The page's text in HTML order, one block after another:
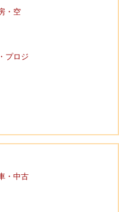
・空
プロジ
・中古